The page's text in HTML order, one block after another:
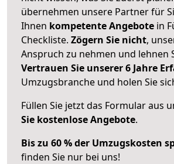
übernehmen unsere Partner für
Ihnen kompetente Angebote in
Checkliste. Zögern Sie nicht,
Anspruch zu nehmen und lehnen
Vertrauen Sie unserer 6 Jahre
Umzugsbranche und holen Sie
Füllen Sie jetzt das Formular aus
Sie kostenlose Angebote.
Bis zu 60 % der Umzugskosten
finden Sie nur bei uns!